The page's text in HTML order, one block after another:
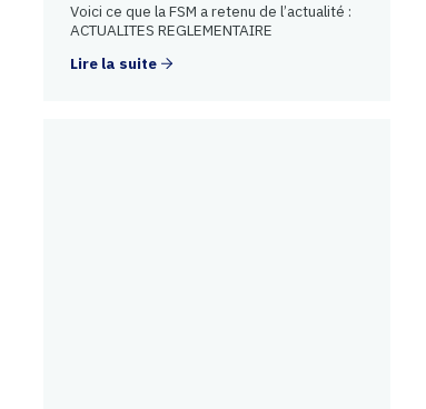
Voici ce que la FSM a retenu de l’actualité :
ACTUALITES REGLEMENTAIRE
Lire la suite